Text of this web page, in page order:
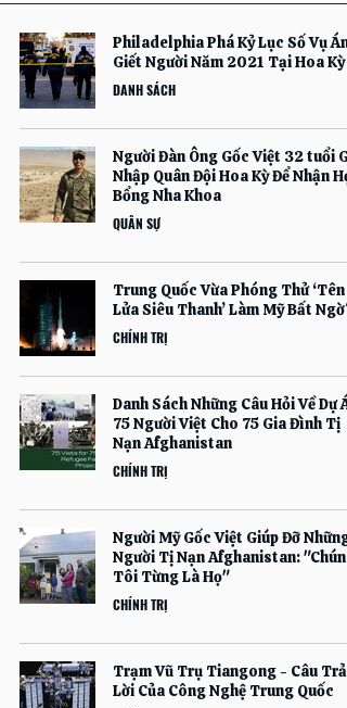
Philadelphia Phá Kỷ Lục Số Vụ Án
Giết Người Năm 2021 Tại Hoa Kỳ
DANH SÁCH
Người Đàn Ông Gốc Việt 32 tuổi
Nhập Quân Đội Hoa Kỳ Để Nhận
Bổng Nha Khoa
QUÂN SỰ
Trung Quốc Vừa Phóng Thử ‘Tên
Lửa Siêu Thanh’ Làm Mỹ Bất Ngờ?
CHÍNH TRỊ
Danh Sách Những Câu Hỏi Về Dự
75 Người Việt Cho 75 Gia Đình Tị
Nạn Afghanistan
CHÍNH TRỊ
Người Mỹ Gốc Việt Giúp Đỡ Những
Người Tị Nạn Afghanistan: "Chúng
Tôi Từng Là Họ"
CHÍNH TRỊ
Trạm Vũ Trụ Tiangong - Câu Trả
Lời Của Công Nghệ Trung Quốc